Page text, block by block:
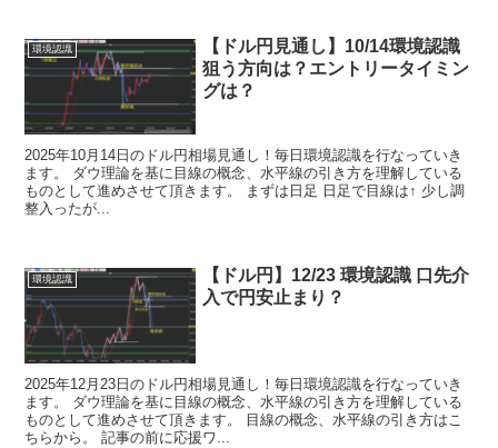
環境認識
【ドル円見通し】10/14環境認識
狙う方向は？エントリータイミン
グは？
2025年10月14日のドル円相場見通し！毎日環境認識を行なっていき
ます。 ダウ理論を基に目線の概念、水平線の引き方を理解している
ものとして進めさせて頂きます。 まずは日足 日足で目線は↑ 少し調
整入ったが...
環境認識
【ドル円】12/23 環境認識 口先介
入で円安止まり？
2025年12月23日のドル円相場見通し！毎日環境認識を行なっていき
ます。 ダウ理論を基に目線の概念、水平線の引き方を理解している
ものとして進めさせて頂きます。 目線の概念、水平線の引き方はこ
ちらから。 記事の前に応援ワ...